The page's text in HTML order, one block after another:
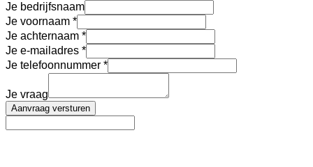
Je bedrijfsnaam
Je voornaam
Je achternaam
Je e-mailadres
Je telefoonnummer
Je vraag
Aanvraag versturen